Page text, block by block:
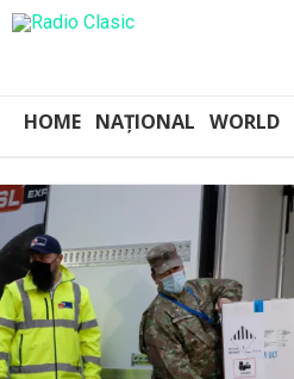
HOME NAȚIONAL WORLD